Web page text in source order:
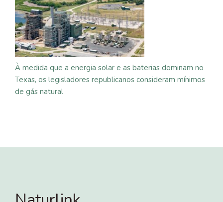
À medida que a energia solar e as baterias dominam no
Texas, os legisladores republicanos consideram mínimos
de gás natural